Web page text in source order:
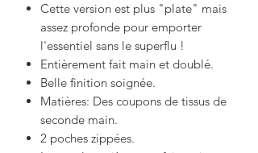
Cette version est plus "plate" mais
assez profonde pour emporter
l'essentiel sans le superflu !
Entièrement fait main et doublé.
Belle finition soignée.
Matières: Des coupons de tissus de
seconde main.
2 poches zippées.